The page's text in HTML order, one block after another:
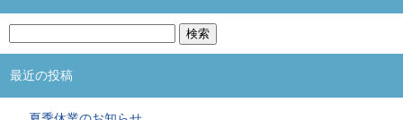
最近の投稿